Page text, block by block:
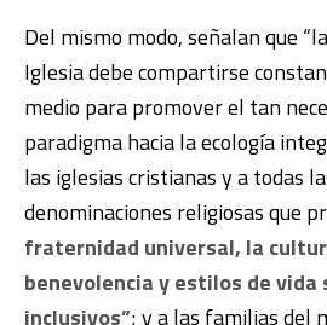
Del mismo modo, señalan que
Iglesia debe compartirse
medio para promover el tan
paradigma hacia la ecología
las iglesias cristianas y a todas
denominaciones religiosas que
fraternidad universal, la
benevolencia y estilos de vida
inclusivos”; y a las familias del